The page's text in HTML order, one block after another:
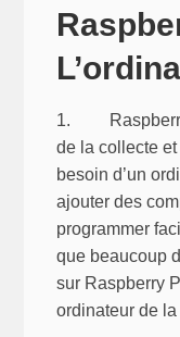
Les
Technos
(2/4)
Communication
avec
le
connecteur
OBD
en
Python
1. Raspberry
de la collecte et
besoin d’un
ajouter des
programmer
que beaucoup
sur Raspberry
ordinateur de